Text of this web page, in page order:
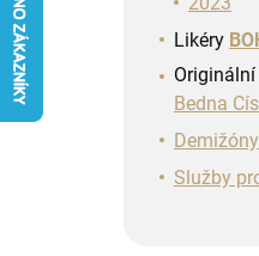
Likéry
Originální
Bedna
Demižóny
Služby